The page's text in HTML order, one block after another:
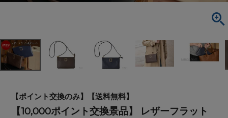
【ポイント交換のみ】【送料無料】
【10,000ポイント交換景品】 レザーフラット